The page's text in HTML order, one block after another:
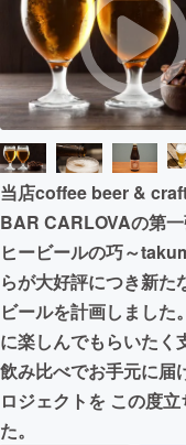
テクノロ
映像・映画
ビジネス
まちづく
CAMPFIRE for
CAMPFIREふ
当店coffee beer &
BAR CARLOVAの第
ヒービールの巧～
らが大好評につき新た
ビールを計画しました
に楽しんでもらいたく
飲み比べでお手元に届
ロジェクトを この度
た。